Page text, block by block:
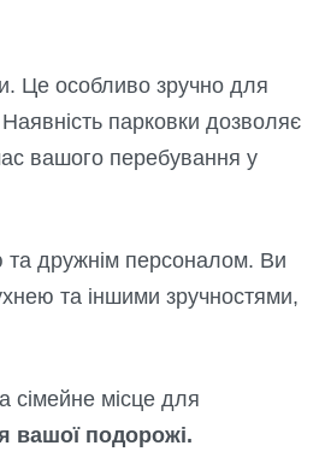
Це особливо зручно для
парковки дозволяє
вашого перебування у
та дружнім персоналом. Ви
та іншими зручностями,
сімейне місце для
вашої подорожі.